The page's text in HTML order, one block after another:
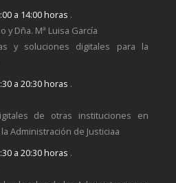
a 14:00 horas .
y Dña. Mª Luisa García
y soluciones digitales para la
a 20:30 horas .
de otras instituciones en
Administración de Justiciaa
a 20:30 horas .